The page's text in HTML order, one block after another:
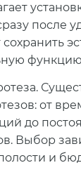
после
от
до
Выбор
и